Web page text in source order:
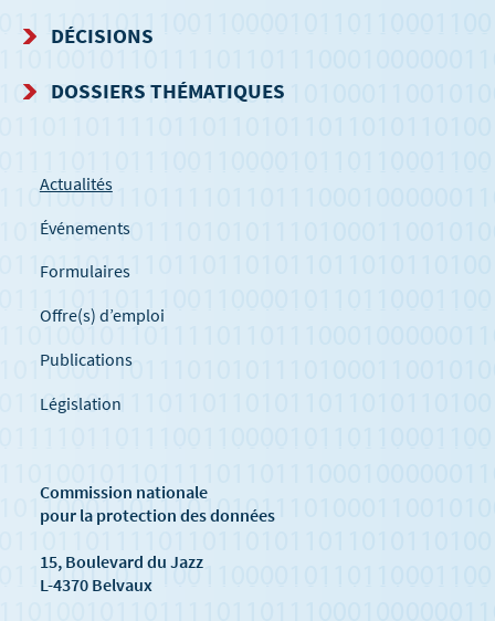
DÉCISIONS
DOSSIERS THÉMATIQUES
Actualités
Événements
Formulaires
Offre(s) d’emploi
Publications
Législation
Commission nationale
pour la protection des données
15, Boulevard du Jazz
L-4370 Belvaux